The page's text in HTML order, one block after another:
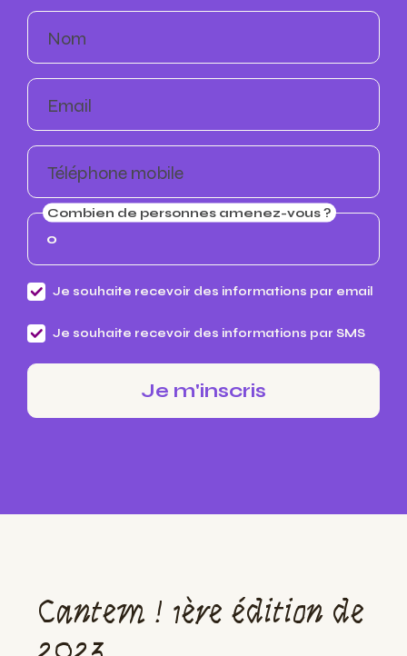
Nom
Email
Téléphone mobile
Combien de personnes amenez-vous ?
Je souhaite recevoir des informations par email
Je souhaite recevoir des informations par SMS
Cantem ! 1ère édition de
2023